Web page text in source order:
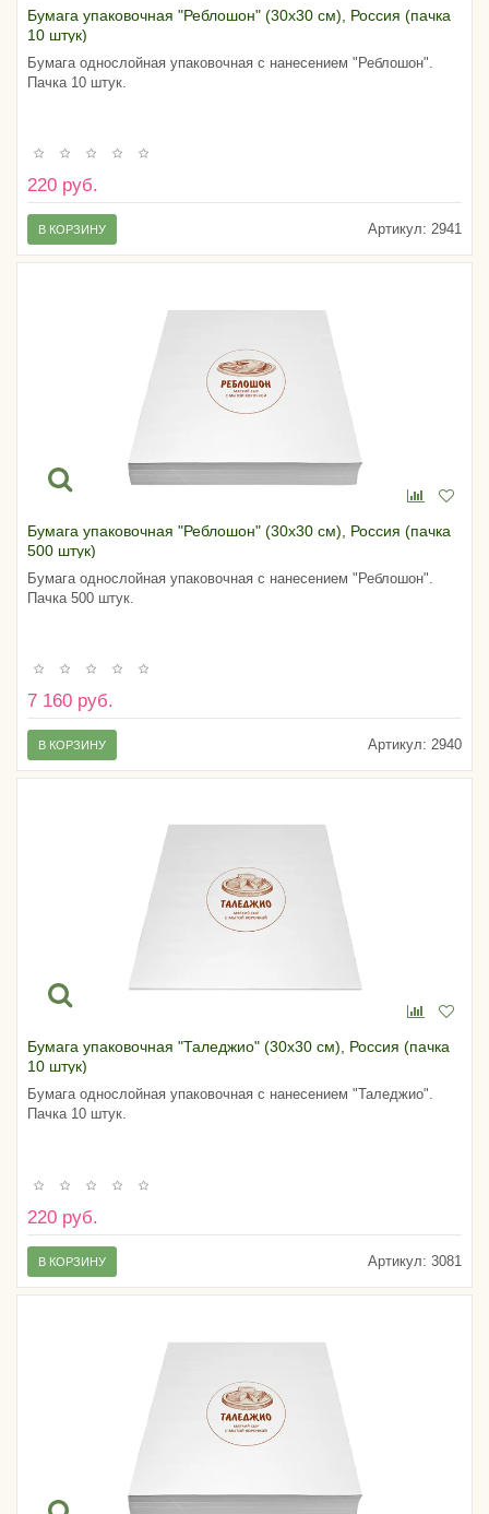
Бумага упаковочная "Реблошон" (30х30 см), Россия (пачка
10 штук)
Бумага однослойная упаковочная с нанесением "Реблошон".
Пачка 10 штук.
220 руб.
Артикул: 2941
В КОРЗИНУ
Бумага упаковочная "Реблошон" (30х30 см), Россия (пачка
500 штук)
Бумага однослойная упаковочная с нанесением "Реблошон".
Пачка 500 штук.
7 160 руб.
Артикул: 2940
В КОРЗИНУ
Бумага упаковочная "Таледжио" (30х30 см), Россия (пачка
10 штук)
Бумага однослойная упаковочная с нанесением "Таледжио".
Пачка 10 штук.
220 руб.
Артикул: 3081
В КОРЗИНУ